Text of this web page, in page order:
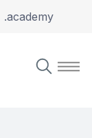
.academy